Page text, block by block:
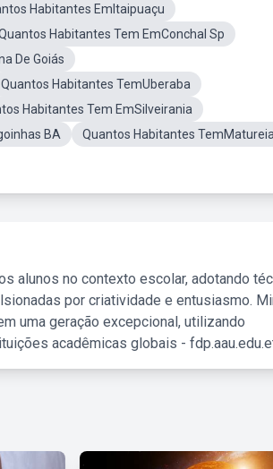
Habitantes EmItaipuaçu
Habitantes Tem EmConchal Sp
De Goiás
Quantos Habitantes TemUberaba
Habitantes Tem EmSilveirania
BA
Quantos Habitantes
alunos no contexto escolar, adotando
por criatividade e entusiasmo.
uma geração excepcional, utilizando
acadêmicas globais -